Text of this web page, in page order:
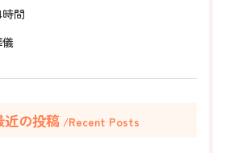
時間
儀
近の投稿 Recent Posts